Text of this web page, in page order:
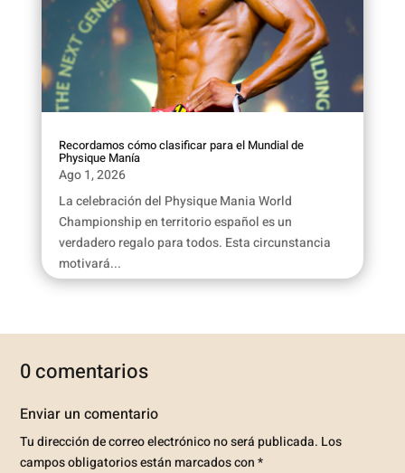
Recordamos cómo clasificar para el Mundial de
Physique Manía
Ago 1, 2026
La celebración del Physique Mania World
Championship en territorio español es un
verdadero regalo para todos. Esta circunstancia
motivará...
0 comentarios
Enviar un comentario
Tu dirección de correo electrónico no será publicada. Los
campos obligatorios están marcados con*